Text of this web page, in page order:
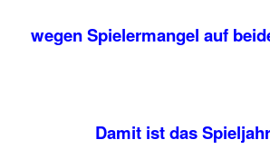
wegen Spielermangel auf
Damit ist das